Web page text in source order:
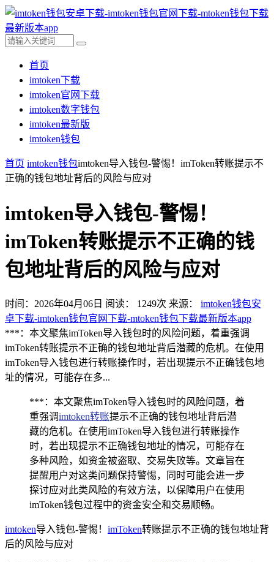
首页
imtoken下载
imtoken官网下载
imtoken数字钱包
imtoken最新版
imtoken钱包
首页 imtoken钱包imtoken导入钱包-警惕！imToken转账提示不
正确的钱包地址背后的风险与应对
imtoken导入钱包-警惕！
imToken转账提示不正确的钱
包地址背后的风险与应对
时间：2026年04月06日 阅读： 1249次 来源： imtoken钱包安
卓下载-imtoken钱包官网下载-mtoken钱包下载最新版本app
***：本文聚焦imToken导入钱包时的风险问题，着重强调
imToken转账提示不正确的钱包地址背后潜藏的危机。在使用
imToken导入钱包进行转账操作时，若出现提示不正确钱包地
址的情况，可能存在多...
***：本文聚焦imToken导入钱包时的风险问题，着
重强调imtoken转账提示不正确的钱包地址背后潜
藏的危机。在使用imToken导入钱包进行转账操作
时，若出现提示不正确钱包地址的情况，可能存在
多种风险，如资金被盗取、交易失败等。文章旨在
提醒用户对这类问题保持警惕，同时可能会进一步
探讨应对此类风险的有效方法，以保障用户在使用
imToken钱包过程中的资金安全和交易顺畅。
imtoken导入钱包-警惕！ imToken转账提示不正确的钱包地址背
后的风险与应对